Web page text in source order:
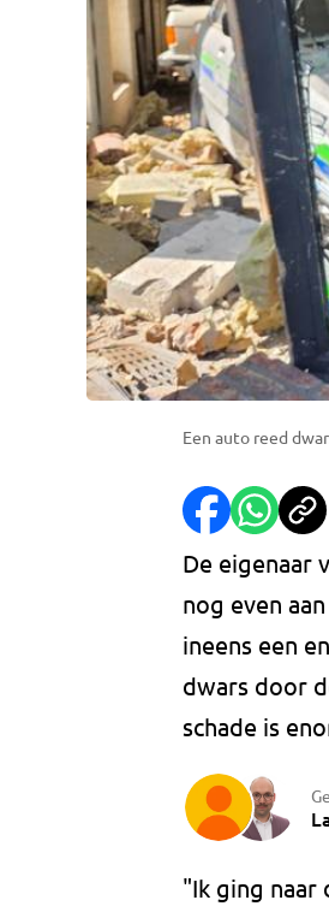
Een auto reed
De eigenaar
nog even
ineens een
dwars door
schade is
"Ik ging naar